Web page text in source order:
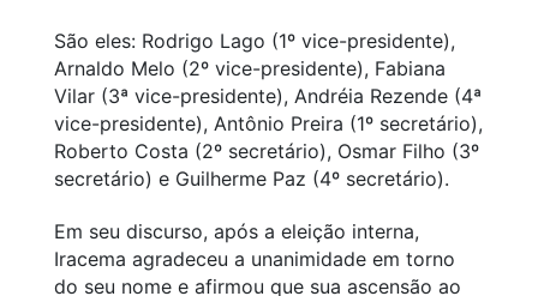
São eles: Rodrigo Lago (1º vice-presidente),
Arnaldo Melo (2º vice-presidente), Fabiana
Vilar (3ª vice-presidente), Andréia Rezende (4ª
vice-presidente), Antônio Preira (1º secretário),
Roberto Costa (2º secretário), Osmar Filho (3º
secretário) e Guilherme Paz (4º secretário).
Em seu discurso, após a eleição interna,
Iracema agradeceu a unanimidade em torno
do seu nome e afirmou que sua ascensão ao